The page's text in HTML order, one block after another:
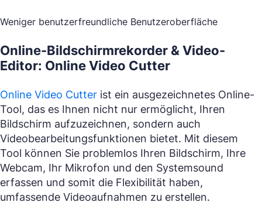
Weniger benutzerfreundliche Benutzeroberfläche
Online-Bildschirmrekorder & Video-
Editor: Online Video Cutter
Online Video Cutter ist ein ausgezeichnetes Online-
Tool, das es Ihnen nicht nur ermöglicht, Ihren
Bildschirm aufzuzeichnen, sondern auch
Videobearbeitungsfunktionen bietet. Mit diesem
Tool können Sie problemlos Ihren Bildschirm, Ihre
Webcam, Ihr Mikrofon und den Systemsound
erfassen und somit die Flexibilität haben,
umfassende Videoaufnahmen zu erstellen.